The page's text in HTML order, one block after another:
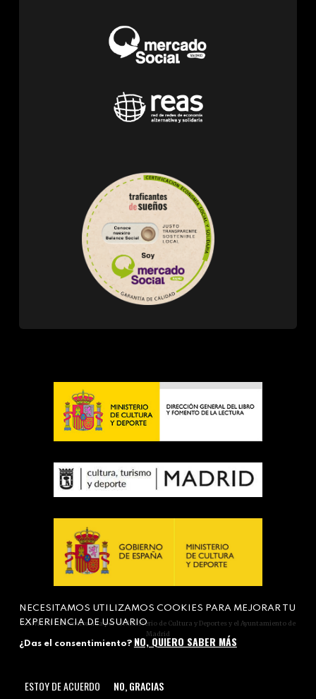
Actividad subvencionada por el Ministerio de Cultura y Deportes y el Ayuntamiento de
Madrid
NECESITAMOS UTILIZAMOS COOKIES PARA MEJORAR TU
EXPERIENCIA DE USUARIO
¿Das el consentimiento? NO, QUIERO SABER MÁS
ESTOY DE ACUERDO NO, GRACIAS